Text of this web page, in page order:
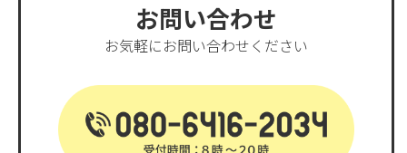
お問い合わせ
お気軽にお問い合わせください